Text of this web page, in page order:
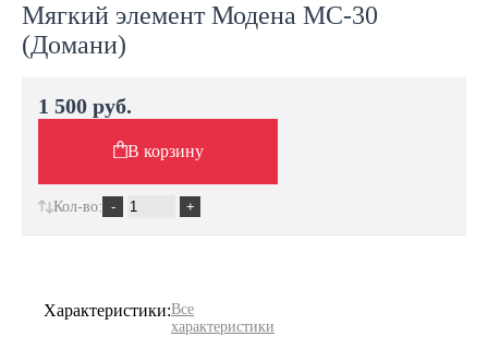
Мягкий элемент Модена МС-30
(Домани)
Характеристики:Все
характеристики
1 500 руб.
В корзину
Кол-во: